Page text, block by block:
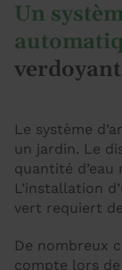
Un
Le système
un jardin. Le
quantité d’eau
L’installation
vert requiert
De nombreux
compte lors